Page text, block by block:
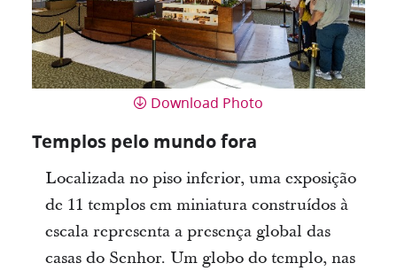
Download Photo
Templos pelo mundo fora
Localizada no piso inferior, uma exposição
de 11 templos em miniatura construídos à
escala representa a presença global das
casas do Senhor. Um globo do templo, nas